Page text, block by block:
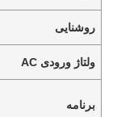
روشنایی
ولتاژ ورودی AC
برنامه